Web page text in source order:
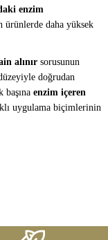
enzim
ürünlerde daha yüksek
alınır sorusunun
doğrudan
enzim içeren
uygulama biçimlerinin